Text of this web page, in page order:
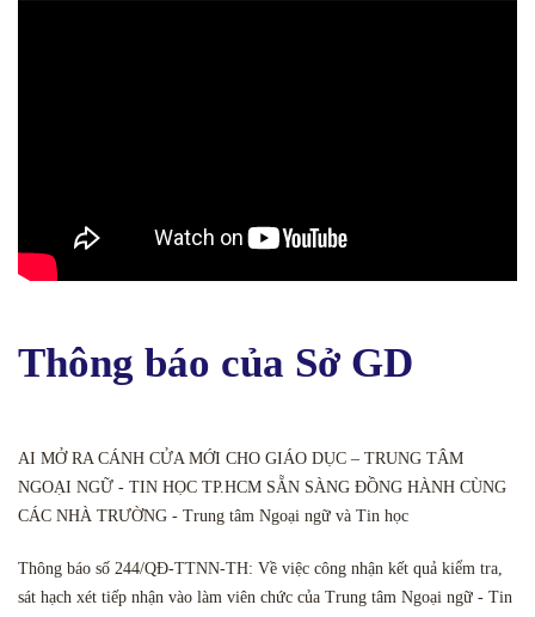
Thông báo của Sở GD
AI MỞ RA CÁNH CỬA MỚI CHO GIÁO DỤC – TRUNG TÂM
NGOẠI NGỮ - TIN HỌC TP.HCM SẴN SÀNG ĐỒNG HÀNH CÙNG
CÁC NHÀ TRƯỜNG - Trung tâm Ngoại ngữ và Tin học
Thông báo số 244/QĐ-TTNN-TH: Về việc công nhận kết quả kiểm tra,
sát hạch xét tiếp nhận vào làm viên chức của Trung tâm Ngoại ngữ - Tin